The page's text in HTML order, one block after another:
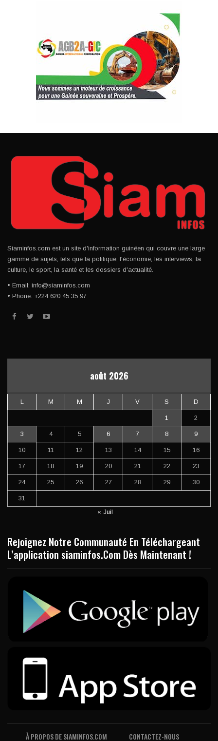
Siaminfos.com est un site d'information guinéen qui couvre une large
gamme de sujets, tels que la politique, l'économie, les interviews, la
culture, le sport, la santé et les dossiers d'actualité.
• Email: info@siaminfos.com
• Phone: +224 620 45 35 97
août 2026
L M M J V S D
1 2
3 4 5 6 7 8 9
10 11 12 13 14 15 16
17 18 19 20 21 22 23
24 25 26 27 28 29 30
31
« Juil
Rejoignez Notre Communauté En Téléchargeant
L’application siaminfos.Com Dès Maintenant !
À PROPOS DE SIAMINFOS.COM CONTACTEZ-NOUS